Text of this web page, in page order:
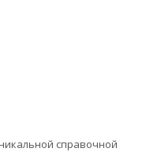
справочной